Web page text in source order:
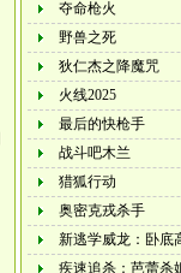
夺命枪火
野兽之死
狄仁杰之降魔咒
火线2025
最后的快枪手
战斗吧木兰
猎狐行动
奥密克戎杀手
新逃学威龙：卧底
疾速追杀：芭蕾杀